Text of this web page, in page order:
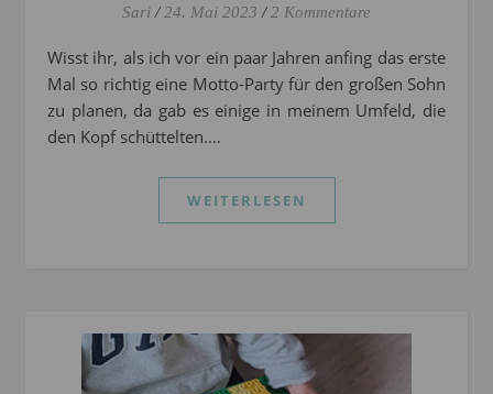
Sari / 24. Mai 2023 / 2 Kommentare
Wisst ihr, als ich vor ein paar Jahren anfing das erste
Mal so richtig eine Motto-Party für den großen Sohn
zu planen, da gab es einige in meinem Umfeld, die
den Kopf schüttelten.…
WEITERLESEN